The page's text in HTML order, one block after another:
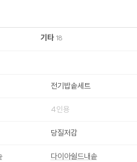
기타 18
전기밥솥세트
4인용
당질저감
다이아쉴드내솥